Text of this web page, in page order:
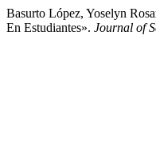
Basurto López, Yoselyn
En Estudiantes». Journal of